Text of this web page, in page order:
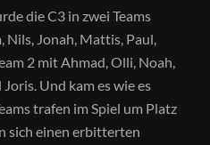
die C3 in zwei Teams
Nils, Jonah, Mattis, Paul,
2 mit Ahmad, Olli, Noah,
Und kam es wie es
trafen im Spiel um Platz
sich einen erbitterten